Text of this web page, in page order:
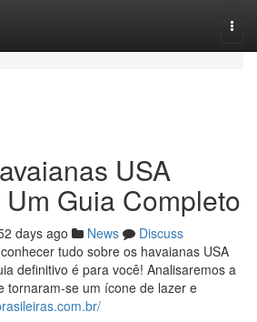
USA
Guia Completo
days ago News
Discuss
tudo sobre os havaianas USA
definitivo é para você! Analisaremos a
tornaram-se um ícone de lazer e